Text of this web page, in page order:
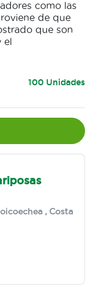
como las
de que
que son
el
100 Unidades
, Costa